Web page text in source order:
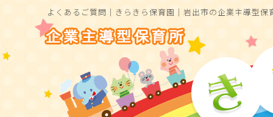
よくあるご質問｜きらきら保育園｜岩出市の企業主導型保